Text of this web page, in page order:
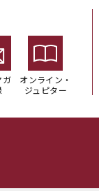
ガ
オンライン・
ジュピター